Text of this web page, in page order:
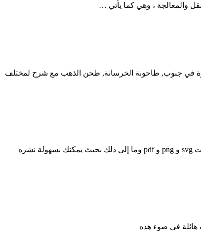
والمعالجة ، وهي كما يأتي …
في جنوب, طاحونة الخرسانة, طحن الذهب مع شرح لمختلف
قم بتحديث نموذج خطة العمل أثناء تنفيذ الخطوات راقب التقدم وقم بإجراء التغييرات حسب الحاجة قم بتصدير الرسم التخطيطي الخاص بك كملفات svg و png و pdf وما إلى ذلك بحيث يمكنك بسهولة نشره